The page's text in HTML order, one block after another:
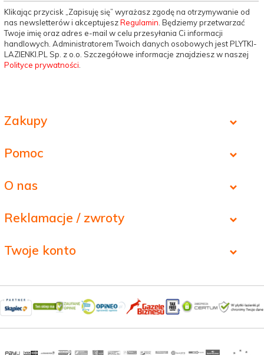
Klikając przycisk „Zapisuję się” wyrażasz zgodę na otrzymywanie od
nas newsletterów i akceptujeszRegulamin . Będziemy przetwarzać
Twoje imię oraz adres e-mail w celu przesyłania Ci informacji
handlowych. Administratorem Twoich danych osobowych jest PLYTKI-
LAZIENKI.PL Sp. z o.o. Szczegółowe informacje znajdziesz w naszej
Polityce prywatności
Zakupy
Pomoc
O nas
Reklamacje / zwroty
Twoje konto